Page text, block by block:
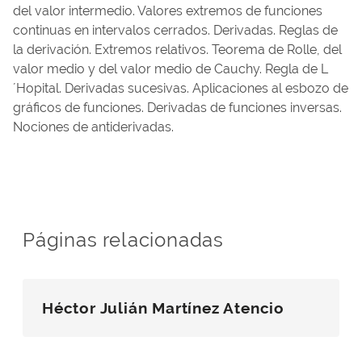
del valor intermedio. Valores extremos de funciones
continuas en intervalos cerrados. Derivadas. Reglas de
la derivación. Extremos relativos. Teorema de Rolle, del
valor medio y del valor medio de Cauchy. Regla de L
´Hopital. Derivadas sucesivas. Aplicaciones al esbozo de
gráficos de funciones. Derivadas de funciones inversas.
Nociones de antiderivadas.
Páginas relacionadas
Héctor Julián Martínez Atencio